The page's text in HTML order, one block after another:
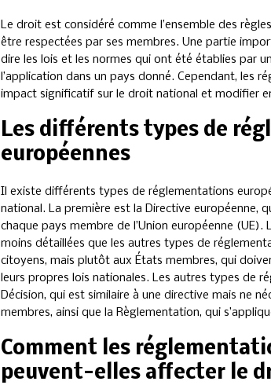
Le droit est considéré comme l’ensemble des
être respectées par ses membres. Une partie
dire les lois et les normes qui ont été établies par
l’application dans un pays donné. Cependant, les
impact significatif sur le droit national et modifier
Les différents types de
européennes
Il existe différents types de réglementations
national. La première est la Directive européenne,
chaque pays membre de l’Union européenne
moins détaillées que les autres types de
citoyens, mais plutôt aux États membres, qui
leurs propres lois nationales. Les autres types de
Décision, qui est similaire à une directive mais ne
membres, ainsi que la Règlementation, qui
Comment les
peuvent-elles affecter le